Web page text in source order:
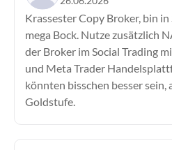
ActivTrades
Admirals
AMP Futures
AvaFutures
AvaTrade
Bitget
Krassester Copy Broker, bin
mega Bock. Nutze zusätzlich
der Broker im Social Trading
und Meta Trader
könnten bisschen besser sein,
Goldstufe.